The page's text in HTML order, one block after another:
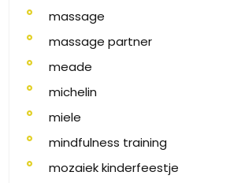
massage
massage partner
meade
michelin
miele
mindfulness training
mozaiek kinderfeestje